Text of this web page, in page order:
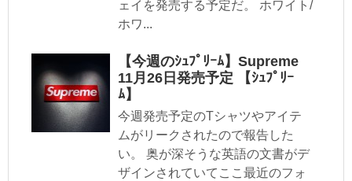
ェイを発売する予定だ。 ホワイト/
ホワ...
【今週のｼｭﾌﾟﾘｰﾑ】Supreme
11月26日発売予定 【ｼｭﾌﾟﾘｰ
ﾑ】
今週発売予定のTシャツやアイテ
ムがリークされたので報告した
い。 奥が深そうな英語の文書がデ
ザインされていてここ最近のフォ